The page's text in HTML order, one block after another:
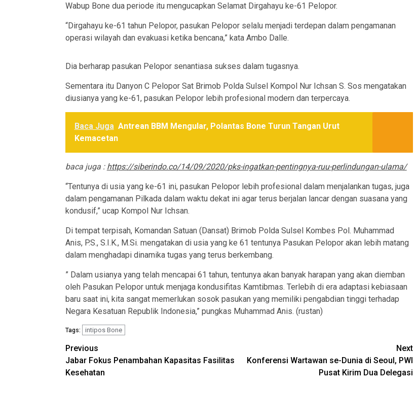
Wabup Bone dua periode itu mengucapkan Selamat Dirgahayu ke-61 Pelopor.
“Dirgahayu ke-61 tahun Pelopor, pasukan Pelopor selalu menjadi terdepan dalam pengamanan
operasi wilayah dan evakuasi ketika bencana,” kata Ambo Dalle.
Dia berharap pasukan Pelopor senantiasa sukses dalam tugasnya.
Sementara itu Danyon C Pelopor Sat Brimob Polda Sulsel Kompol Nur Ichsan S. Sos mengatakan
diusianya yang ke-61, pasukan Pelopor lebih profesional modern dan terpercaya.
Baca Juga Antrean BBM Mengular, Polantas Bone Turun Tangan Urut
Kemacetan
baca juga : https://siberindo.co/14/09/2020/pks-ingatkan-pentingnya-ruu-perlindungan-ulama/
“Tentunya di usia yang ke-61 ini, pasukan Pelopor lebih profesional dalam menjalankan tugas, juga
dalam pengamanan Pilkada dalam waktu dekat ini agar terus berjalan lancar dengan suasana yang
kondusif,” ucap Kompol Nur Ichsan.
Di tempat terpisah, Komandan Satuan (Dansat) Brimob Polda Sulsel Kombes Pol. Muhammad
Anis, P.S., S.I.K., M.Si. mengatakan di usia yang ke 61 tentunya Pasukan Pelopor akan lebih matang
dalam menghadapi dinamika tugas yang terus berkembang.
” Dalam usianya yang telah mencapai 61 tahun, tentunya akan banyak harapan yang akan diemban
oleh Pasukan Pelopor untuk menjaga kondusifitas Kamtibmas. Terlebih di era adaptasi kebiasaan
baru saat ini, kita sangat memerlukan sosok pasukan yang memiliki pengabdian tinggi terhadap
Negara Kesatuan Republik Indonesia,” pungkas Muhammad Anis. (rustan)
Tags: intipos Bone
Post
navigation
Previous
Jabar Fokus Penambahan Kapasitas Fasilitas
Kesehatan
Next
Konferensi Wartawan se-Dunia di Seoul, PWI
Pusat Kirim Dua Delegasi